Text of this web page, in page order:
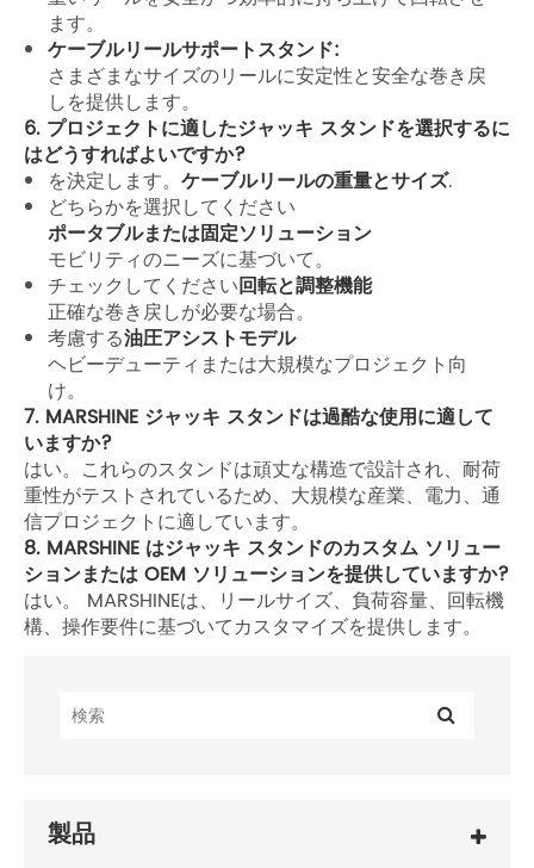
ます。
ケーブルリールサポートスタンド:
さまざまなサイズのリールに安定性と安全な巻き戻
しを提供します。
6. プロジェクトに適したジャッキ スタンドを選択するに
はどうすればよいですか?
を決定します。 ケーブルリールの重量とサイズ.
どちらかを選択してください
ポータブルまたは固定ソリューション
モビリティのニーズに基づいて。
チェックしてください回転と調整機能
正確な巻き戻しが必要な場合。
考慮する油圧アシストモデル
ヘビーデューティまたは大規模なプロジェクト向
け。
7. MARSHINE ジャッキ スタンドは過酷な使用に適して
いますか?
はい。これらのスタンドは頑丈な構造で設計され、耐荷
重性がテストされているため、大規模な産業、電力、通
信プロジェクトに適しています。
8. MARSHINE はジャッキ スタンドのカスタム ソリュー
ションまたは OEM ソリューションを提供していますか?
はい。 MARSHINEは、リールサイズ、負荷容量、回転機
構、操作要件に基づいてカスタマイズを提供します。
製品